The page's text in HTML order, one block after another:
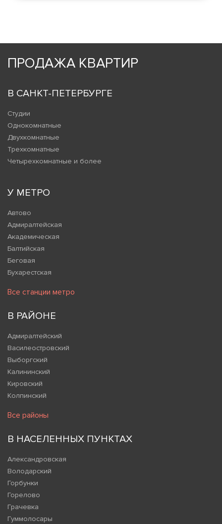
ПРОДАЖА КВАРТИР
В САНКТ-ПЕТЕРБУРГЕ
Студии
Однокомнатные
Двухкомнатные
Трехкомнатные
Четырехкомнатные и более
У МЕТРО
Автово
Адмиралтейская
Академическая
Балтийская
Беговая
Бухарестская
Все станции метро
В РАЙОНЕ
Адмиралтейский
Василеостровский
Выборгский
Калининский
Кировский
Колпинский
Все районы
В НАСЕЛЕННЫХ ПУНКТАХ
Александровская
Володарский
Горбунки
Горелово
Грачевка
Гуммолосары